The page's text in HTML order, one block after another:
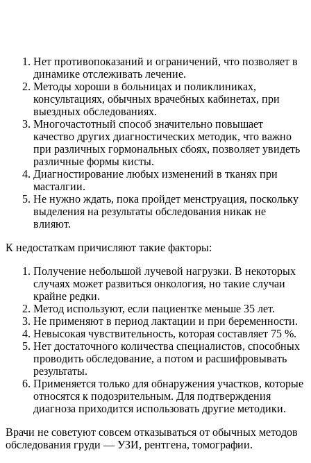
Нет противопоказаний и ограничений, что позволяет в
динамике отслеживать лечение.
Методы хороши в больницах и поликлиниках,
консультациях, обычных врачебных кабинетах, при
выездных обследованиях.
Многочастотный способ значительно повышает
качество других диагностических методик, что важно
при различных гормональных сбоях, позволяет увидеть
различные формы кисты.
Диагностирование любых изменений в тканях при
масталгии.
Не нужно ждать, пока пройдет менструация, поскольку
выделения на результаты обследования никак не
влияют.
К недостаткам причисляют такие факторы:
Получение небольшой лучевой нагрузки. В некоторых
случаях может развиться онкология, но такие случаи
крайне редки.
Метод используют, если пациентке меньше 35 лет.
Не применяют в период лактации и при беременности.
Невысокая чувствительность, которая составляет 75 %.
Нет достаточного количества специалистов, способных
проводить обследование, а потом и расшифровывать
результаты.
Применяется только для обнаружения участков, которые
относятся к подозрительным. Для подтверждения
диагноза приходится использовать другие методики.
Врачи не советуют совсем отказываться от обычных методов
обследования груди — УЗИ, рентгена, томографии.